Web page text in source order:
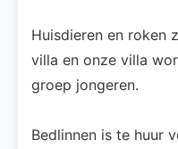
Huisdieren en roken
villa en onze villa
groep jongeren.
Bedlinnen is te huur